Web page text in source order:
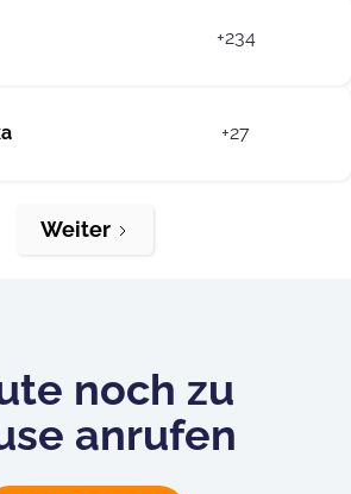
+234
+27
Weiter
noch zu
anrufen